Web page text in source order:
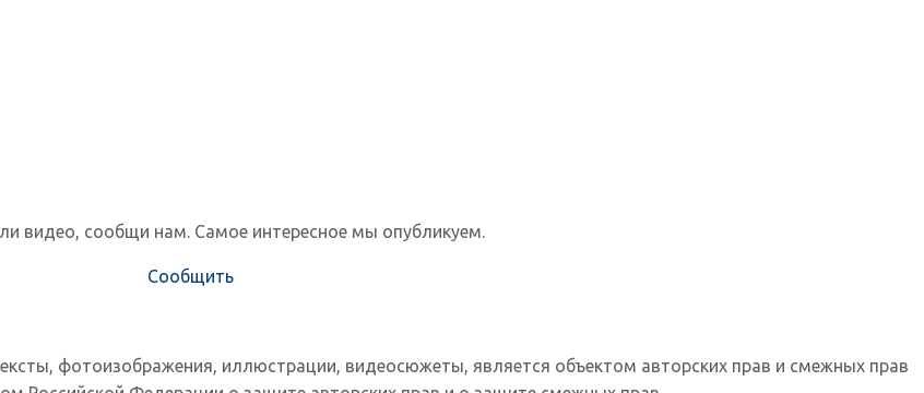
видео, сообщи нам. Самое интересное мы опубликуем.
Сообщить
фотоизображения, иллюстрации, видеосюжеты, является объектом авторских прав и смежных прав